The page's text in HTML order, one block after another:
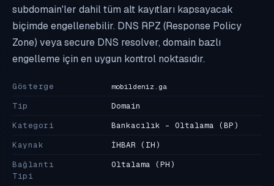
subdomain'ler dahil tüm alt kayıtları kapsayacak
biçimde engellenebilir. DNS RPZ (Response Policy
Zone) veya secure DNS resolver, domain bazlı
engelleme için en uygun kontrol noktasıdır.
Gösterge mobildeniz.ga
Tip
Domain
Kategori
Bankacılık - Oltalama (BP)
Kaynak
İHBAR (IH)
Bağlantı
Tipi
Oltalama (PH)